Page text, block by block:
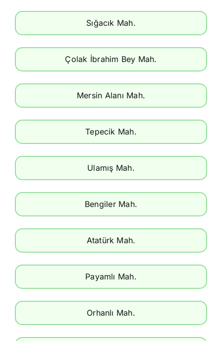
Sığacık Mah.
Çolak İbrahim Bey Mah.
Mersin Alanı Mah.
Tepecik Mah.
Ulamış Mah.
Bengiler Mah.
Atatürk Mah.
Payamlı Mah.
Orhanlı Mah.